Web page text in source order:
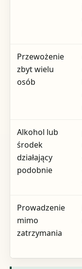
Przewożenie
zbyt wielu
osób
Alkohol lub
środek
działający
podobnie
Prowadzenie
mimo
zatrzymania